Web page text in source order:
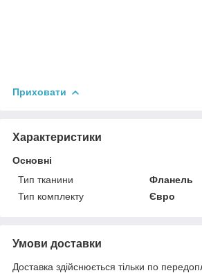
Приховати
Характеристики
Основні
Тип тканини
Фланель
Тип комплекту
Євро
Умови доставки
Доставка здійснюється тільки по